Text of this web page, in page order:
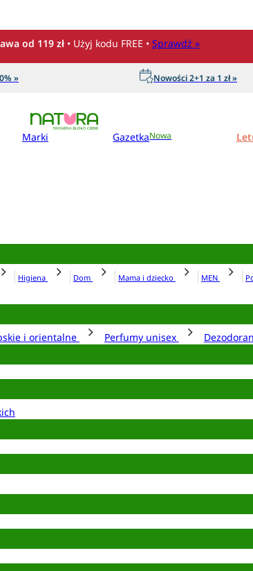
od 119 zł • Użyj kodu FREE • Sprawdź »
» Nowości 2+1 za 1 zł »
Marki GazetkaNowa
Higiena Dom Mama i dziecko MEN
i orientalne Perfumy unisex